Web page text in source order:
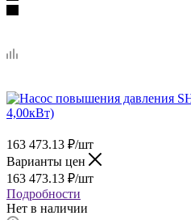
163 473.13 ₽/шт
Варианты цен
163 473.13 ₽/шт
Подробности
Нет в наличии